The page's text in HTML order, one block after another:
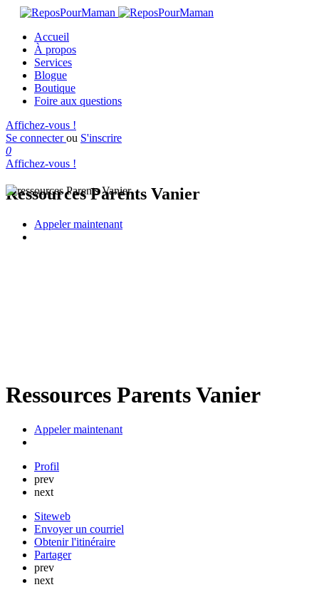
Accueil
À propos
Services
Blogue
Boutique
Foire aux questions
Affichez-vous !
Se connecterou S'inscrire
0
Affichez-vous !
Ressources Parents Vanier
Appeler maintenant
Ressources Parents Vanier
Appeler maintenant
Profil
prev
next
Siteweb
Envoyer un courriel
Obtenir l'itinéraire
Partager
prev
next